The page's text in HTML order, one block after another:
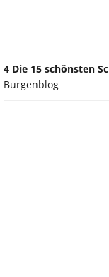
4 Die 15 schönsten
Burgenblog